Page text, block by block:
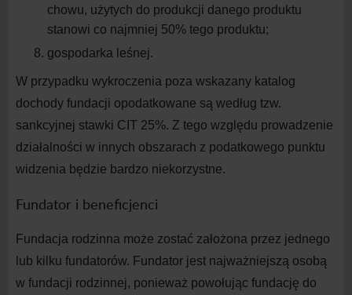
chowu, użytych do produkcji danego produktu
stanowi co najmniej 50% tego produktu;
gospodarka leśnej.
W przypadku wykroczenia poza wskazany katalog
dochody fundacji opodatkowane są według tzw.
sankcyjnej stawki CIT 25%. Z tego względu prowadzenie
działalności w innych obszarach z podatkowego punktu
widzenia będzie bardzo niekorzystne.
Fundator i beneficjenci
Fundacja rodzinna może zostać założona przez jednego
lub kilku fundatorów. Fundator jest najważniejszą osobą
w fundacji rodzinnej, ponieważ powołując fundację do